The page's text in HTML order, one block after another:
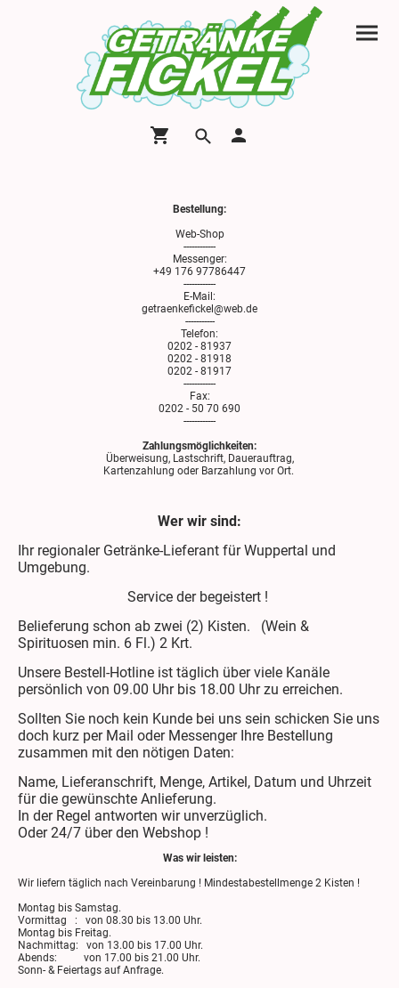
Bestellung:
Web-Shop
------------
Messenger:
+49 176 97786447
------------
E-Mail:
getraenkefickel@web.de
-----------
Telefon:
0202 - 81937
0202 - 81918
0202 - 81917
------------
Fax:
0202 - 50 70 690
------------
Zahlungsmöglichkeiten:
Überweisung, Lastschrift, Dauerauftrag,
Kartenzahlung oder Barzahlung vor Ort.
Wer wir sind:
Ihr regionaler Getränke-Lieferant für Wuppertal und
Umgebung.
Service der begeistert !
Belieferung schon ab zwei (2) Kisten. (Wein &
Spirituosen min. 6 Fl.) 2 Krt.
Unsere Bestell-Hotline ist täglich über viele Kanäle
persönlich von 09.00 Uhr bis 18.00 Uhr zu erreichen.
Sollten Sie noch kein Kunde bei uns sein schicken Sie uns
doch kurz per Mail oder Messenger Ihre Bestellung
zusammen mit den nötigen Daten:
Name, Lieferanschrift, Menge, Artikel, Datum und Uhrzeit
für die gewünschte Anlieferung.
In der Regel antworten wir unverzüglich.
Oder 24/7 über den Webshop !
Was wir leisten:
Wir liefern täglich nach Vereinbarung ! Mindestabestellmenge 2 Kisten !
Montag bis Samstag.
Vormittag : von 08.30 bis 13.00 Uhr.
Montag bis Freitag.
Nachmittag: von 13.00 bis 17.00 Uhr.
Abends: von 17.00 bis 21.00 Uhr.
Sonn- & Feiertags auf Anfrage.